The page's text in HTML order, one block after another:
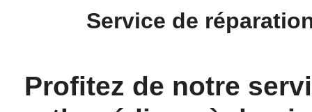
Service de
Profitez de notre